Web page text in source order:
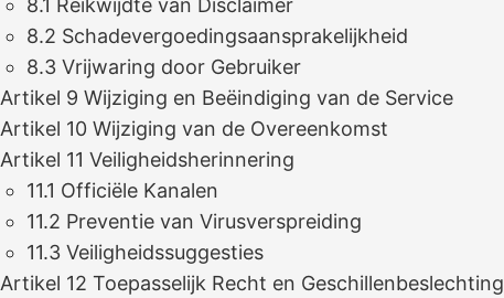
8.1 Reikwijdte van Disclaimer
8.2 Schadevergoedingsaansprakelijkheid
8.3 Vrijwaring door Gebruiker
Artikel 9 Wijziging en Beëindiging van de Service
Artikel 10 Wijziging van de Overeenkomst
Artikel 11 Veiligheidsherinnering
11.1 Officiële Kanalen
11.2 Preventie van Virusverspreiding
11.3 Veiligheidssuggesties
Artikel 12 Toepasselijk Recht en Geschillenbeslechting